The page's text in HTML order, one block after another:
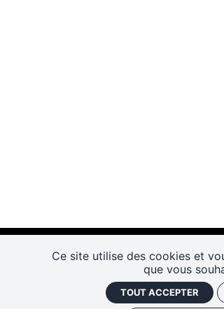
Ce site utilise des cookies et
que vous
TOUT ACCEPTER